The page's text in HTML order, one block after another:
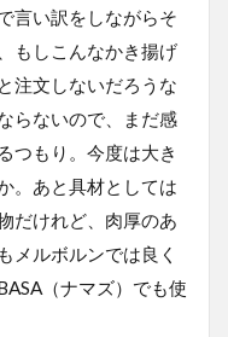
言い訳をしながらそ
もしこんなかき揚げ
注文しないだろうな
らないので、まだ感
つもり。今度は大き
。あと具材としては
だけれど、肉厚のあ
メルボルンでは良く
（ナマズ）でも使